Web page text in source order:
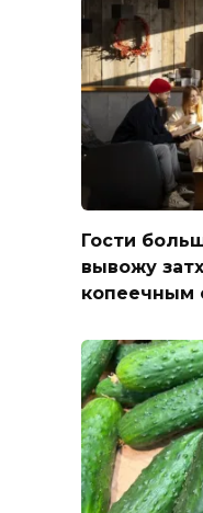
Гости
вывожу
копеечным